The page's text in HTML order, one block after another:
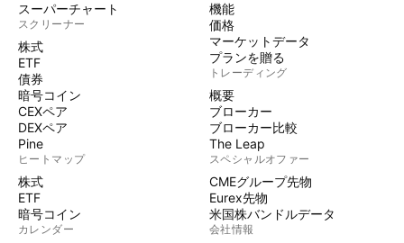
スーパーチャート
スクリーナー
株式
ETF
債券
暗号コイン
CEXペア
DEXペア
Pine
ヒートマップ
株式
ETF
暗号コイン
カレンダー
機能
価格
マーケットデータ
プランを贈る
トレーディング
概要
ブローカー
ブローカー比較
The Leap
スペシャルオファー
CMEグループ先物
Eurex先物
米国株バンドルデータ
会社情報